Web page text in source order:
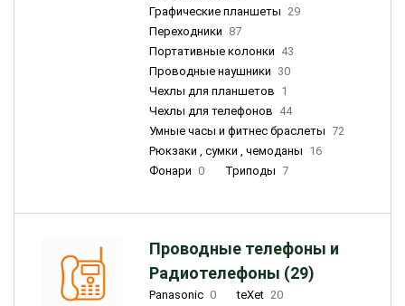
Графические планшеты 29
Переходники 87
Портативные колонки 43
Проводные наушники 30
Чехлы для планшетов 1
Чехлы для телефонов 44
Умные часы и фитнес браслеты 72
Рюкзаки , сумки , чемоданы 16
Фонари 0 Триподы 7
Проводные телефоны и
Радиотелефоны (29)
Panasonic 0 teXet 20